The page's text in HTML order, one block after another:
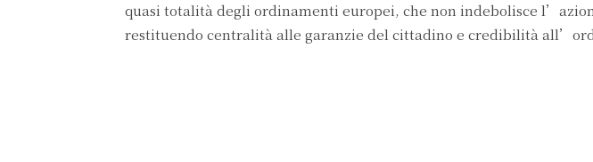
quasi totalità degli ordinamenti europei, che non indebolisce
restituendo centralità alle garanzie del cittadino e credibilità